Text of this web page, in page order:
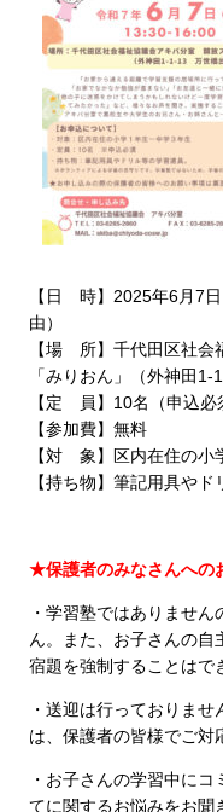
【日 時】2025年6月7
由）
【場 所】千代田区社
「みりおん」（外神田
【定 員】10名（申込必
【参加費】無料
【対 象】区内在住の小
【持ち物】筆記用具や
★保護者のみなさんへの
・学習塾ではありませ
ん。また、お子さんの自
宿題を強制することはで
・送迎は行っておりま
は、保護者の皆様でご対
・お子さんの学習中に
てに関するお悩みをお聞